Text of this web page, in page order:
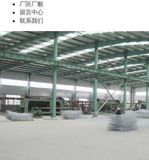
厂区厂貌
留言中心
联系我们